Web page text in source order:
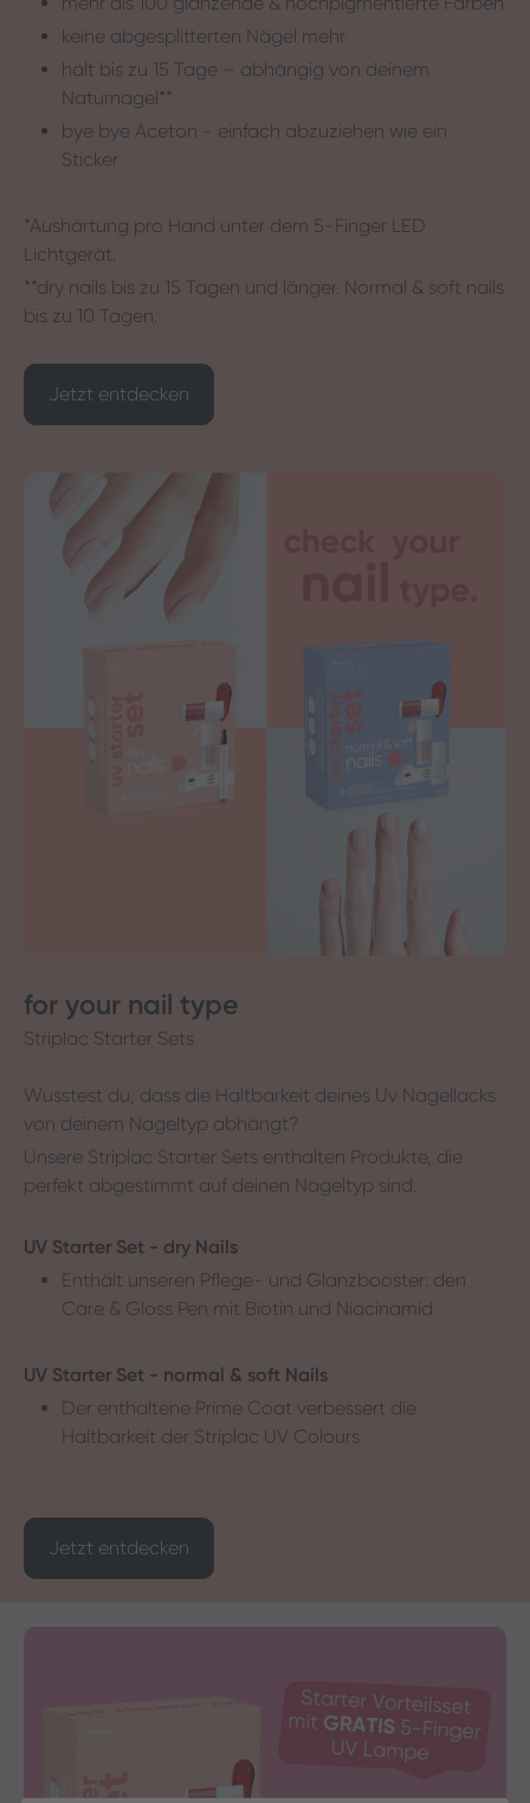
keine abgesplitterten Nägel mehr
hält bis zu 15 Tage – abhängig von deinem
Naturnagel**
bye bye Aceton - einfach abzuziehen wie ein
Sticker
*Aushärtung pro Hand unter dem 5-Finger LED
Lichtgerät.
**dry nails bis zu 15 Tagen und länger. Normal & soft nails
bis zu 10 Tagen.
Jetzt entdecken
for your nail type
Striplac Starter Sets
Wusstest du, dass die Haltbarkeit deines Uv Nagellacks
von deinem Nageltyp abhängt?
Unsere Striplac Starter Sets enthalten Produkte, die
perfekt abgestimmt auf deinen Nageltyp sind.
UV Starter Set - dry Nails
Enthält unseren Pflege- und Glanzbooster: den
Care & Gloss Pen mit Biotin und Niacinamid
UV Starter Set - normal & soft Nails
Der enthaltene Prime Coat verbessert die
Haltbarkeit der Striplac UV Colours
Jetzt entdecken